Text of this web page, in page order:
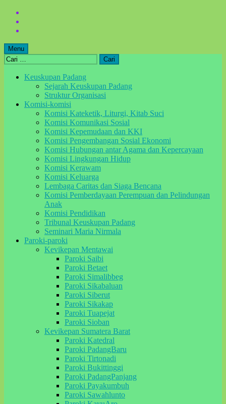
content
footer
Menu
Cari
untuk:
Keuskupan Padang
Sejarah Keuskupan Padang
Struktur Organisasi
Komisi-komisi
Komisi Kateketik, Liturgi, Kitab Suci
Komisi Komunikasi Sosial
Komisi Kepemudaan dan KKI
Komisi Pengembangan Sosial Ekonomi
Komisi Hubungan antar Agama dan Kepercayaan
Komisi Lingkungan Hidup
Komisi Kerawam
Komisi Keluarga
Lembaga Caritas dan Siaga Bencana
Komisi Pemberdayaan Perempuan dan Pelindungan
Anak
Komisi Pendidikan
Tribunal Keuskupan Padang
Seminari Maria Nirmala
Paroki-paroki
Kevikepan Mentawai
Paroki Saibi
Paroki Betaet
Paroki Simalibbeg
Paroki Sikabaluan
Paroki Siberut
Paroki Sikakap
Paroki Tuapejat
Paroki Sioban
Kevikepan Sumatera Barat
Paroki Katedral
Paroki PadangBaru
Paroki Tirtonadi
Paroki Bukittinggi
Paroki PadangPanjang
Paroki Payakumbuh
Paroki Sawahlunto